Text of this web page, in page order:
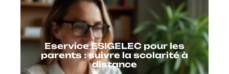
Eservice ESIGELEC pour les
parents : suivre la scolarité à
distance